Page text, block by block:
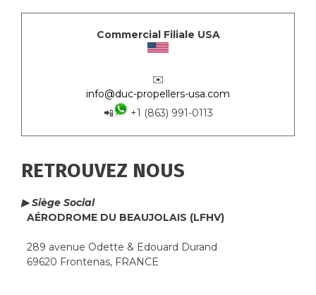
Commercial Filiale USA
✉️
info@duc-propellers-usa.com
📲
+1 (863) 991-0113
RETROUVEZ NOUS
▶ Siège Social
AÉRODROME DU BEAUJOLAIS (LFHV)
289 avenue Odette & Edouard Durand
69620 Frontenas, FRANCE